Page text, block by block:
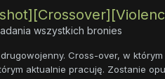
wszystkich bronies
Cross-over, w
aktualnie pracuję. Zostanie